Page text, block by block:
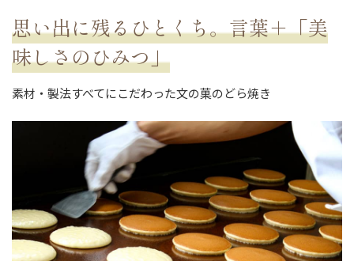
思い出に残るひとくち。言葉＋「美
味しさのひみつ」
素材・製法すべてにこだわった文の菓のどら焼き